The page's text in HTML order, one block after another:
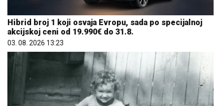
Hibrid broj 1 koji osvaja Evropu, sada po specijalnoj
akcijskoj ceni od 19.990€ do 31.8.
03. 08. 2026 13:23